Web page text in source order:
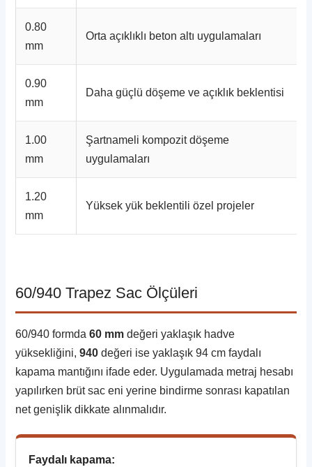
0.80
mm
Orta açıklıklı beton altı uygulamaları
0.90
mm
Daha güçlü döşeme ve açıklık beklentisi
1.00
mm
Şartnameli kompozit döşeme
uygulamaları
1.20
mm
Yüksek yük beklentili özel projeler
60/940 Trapez Sac Ölçüleri
60/940 formda60 mm değeri yaklaşık hadve
yüksekliğini,940 değeri ise yaklaşık 94 cm faydalı
kapama mantığını ifade eder. Uygulamada metraj hesabı
yapılırken brüt sac eni yerine bindirme sonrası kapatılan
net genişlik dikkate alınmalıdır.
Faydalı kapama: